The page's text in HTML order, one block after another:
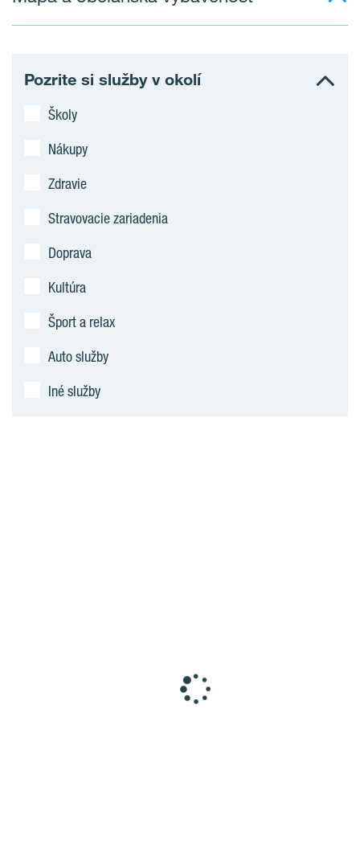
Pozrite si služby v okolí
Školy
Nákupy
Zdravie
Stravovacie zariadenia
Doprava
Kultúra
Šport a relax
Auto služby
Iné služby